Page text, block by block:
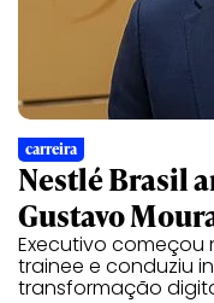
carreira
Nestlé Brasil
Gustavo
Executivo começou
trainee e conduziu
transformação